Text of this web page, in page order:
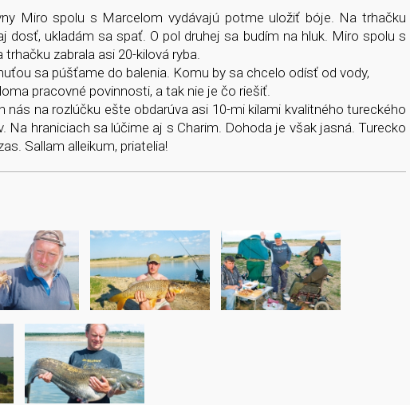
Miro spolu s Marcelom vydávajú potme uložiť bóje. Na trhačku
ukladám sa spať. O pol druhej sa budím na hluk. Miro spolu s
zabrala asi 20-kilová ryba.
sa púšťame do balenia. Komu by sa chcelo odísť od vody,
pracovné povinnosti, a tak nie je čo riešiť.
na rozlúčku ešte obdarúva asi 10-mi kilami kvalitného tureckého
hraniciach sa lúčime aj s Charim. Dohoda je však jasná. Turecko
Sallam alleikum, priatelia!